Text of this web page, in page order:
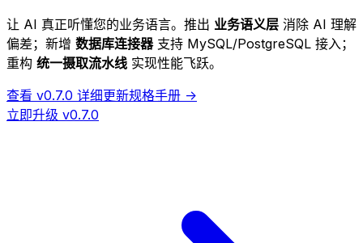
让 AI 真正听懂您的业务语言。推出 业务语义层 消除 AI 理解
偏差；新增 数据库连接器支持 MySQL/PostgreSQL 接入；
重构 统一摄取流水线 实现性能飞跃。
查看 v0.7.0 详细更新规格手册 ->
立即升级 v0.7.0